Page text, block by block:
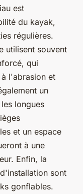
est
du kayak,
régulières.
utilisent souvent
qui
à l'abrasion et
un
longues
et un espace
à une
Enfin, la
sont
gonflables.